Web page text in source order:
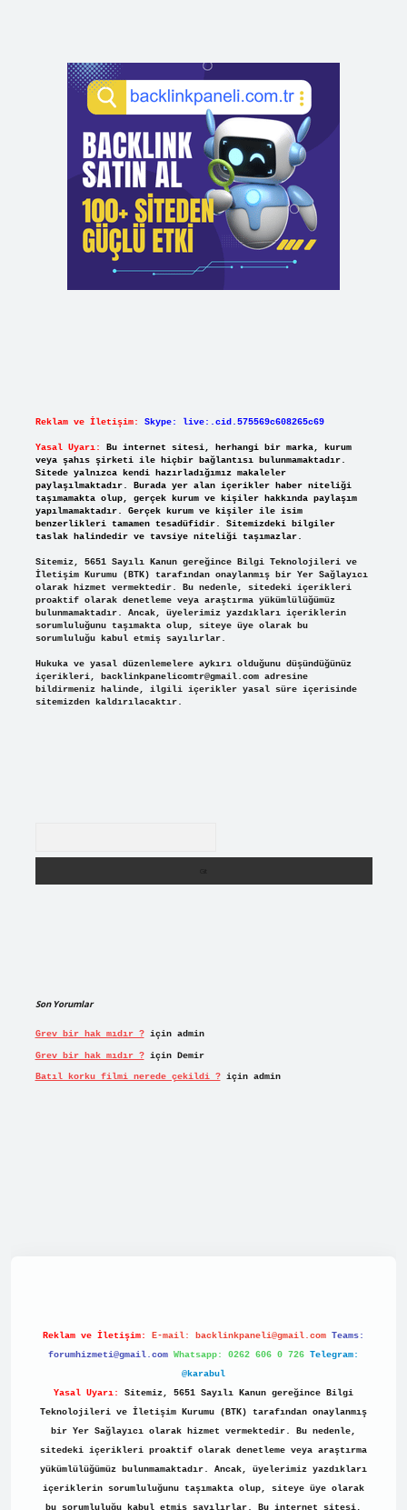
Reklam ve İletişim: Skype: live:.cid.575569c608265c69
Yasal Uyarı:
Bu internet sitesi, herhangi bir marka, kurum
veya şahıs şirketi ile hiçbir bağlantısı bulunmamaktadır.
Sitede yalnızca kendi hazırladığımız makaleler
paylaşılmaktadır. Burada yer alan içerikler haber niteliği
taşımamakta olup, gerçek kurum ve kişiler hakkında paylaşım
yapılmamaktadır. Gerçek kurum ve kişiler ile isim
benzerlikleri tamamen tesadüfidir. Sitemizdeki bilgiler
taslak halindedir ve tavsiye niteliği taşımazlar.
Sitemiz, 5651 Sayılı Kanun gereğince Bilgi Teknolojileri ve
İletişim Kurumu (BTK) tarafından onaylanmış bir Yer Sağlayıcı
olarak hizmet vermektedir. Bu nedenle, sitedeki içerikleri
proaktif olarak denetleme veya araştırma yükümlülüğümüz
bulunmamaktadır. Ancak, üyelerimiz yazdıkları içeriklerin
sorumluluğunu taşımakta olup, siteye üye olarak bu
sorumluluğu kabul etmiş sayılırlar.
Hukuka ve yasal düzenlemelere aykırı olduğunu düşündüğünüz
içerikleri,
backlinkpanelicomtr@gmail.comadresine
bildirmeniz halinde, ilgili içerikler yasal süre içerisinde
sitemizden kaldırılacaktır.
Son Yorumlar
Grev bir hak mıdır ?için admin
Grev bir hak mıdır ?için Demir
Batıl korku filmi nerede çekildi ?için admin
Reklam ve İletişim: E-mail: backlinkpaneli@gmail.com
Teams:
forumhizmeti@gmail.com Whatsapp: 0262 606 0 726
Telegram:
@karabul
Yasal Uyarı:
Sitemiz, 5651 Sayılı Kanun gereğince Bilgi
Teknolojileri ve İletişim Kurumu (BTK) tarafından onaylanmış
bir Yer Sağlayıcı olarak hizmet vermektedir. Bu nedenle,
sitedeki içerikleri proaktif olarak denetleme veya araştırma
yükümlülüğümüz bulunmamaktadır. Ancak, üyelerimiz yazdıkları
içeriklerin sorumluluğunu taşımakta olup, siteye üye olarak